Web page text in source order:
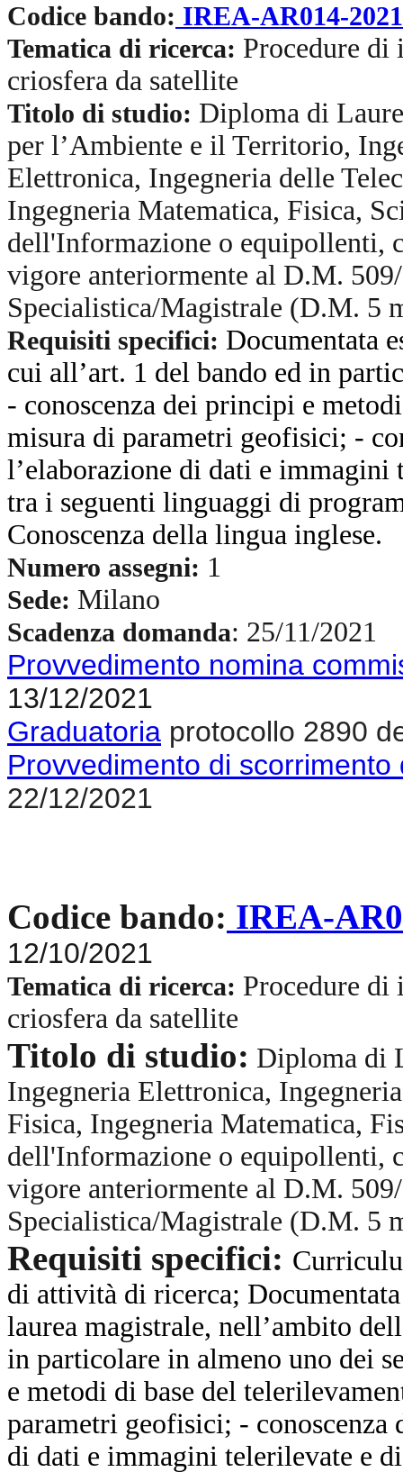
Codice bando: IREA-AR014-
Tematica di ricerca: Procedure di
criosfera da satellite
Titolo di studio: Diploma di
per l’Ambiente e il Territorio,
Elettronica, Ingegneria delle
Ingegneria Matematica, Fisica,
dell'Informazione o equipollenti,
vigore anteriormente al D.M.
Specialistica/Magistrale (D.M. 5
Requisiti specifici: Documentata
cui all’art. 1 del bando ed in
- conoscenza dei principi e
misura di parametri geofisici; -
l’elaborazione di dati e immagini
tra i seguenti linguaggi di
Conoscenza della lingua inglese.
Numero assegni: 1
Sede: Milano
Scadenza domanda: 25/11/2021
Provvedimento nomina
13/12/2021
Graduatoria protocollo 2890
Provvedimento di
22/12/2021
Codice bando: IREA-
12/10/2021
Tematica di ricerca: Procedure di
criosfera da satellite
Titolo di studio: Diploma di
Ingegneria Elettronica,
Fisica, Ingegneria Matematica,
dell'Informazione o equipollenti,
vigore anteriormente al D.M.
Specialistica/Magistrale (D.M. 5
Requisiti specifici:
di attività di ricerca;
laurea magistrale, nell’ambito
in particolare in almeno uno dei
e metodi di base del
parametri geofisici; -
di dati e immagini telerilevate e